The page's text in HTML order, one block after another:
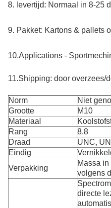
8. levertijd: Normaal in 8-25
9. Pakket: Kartons & pallets
10.Applications -
11.Shipping: door overzees/
Norm
Niet
Grootte
M10
Materiaal
Rang
8.8
Draad
UNC,
Eindig
Verpakking
Massa
volgens
directe